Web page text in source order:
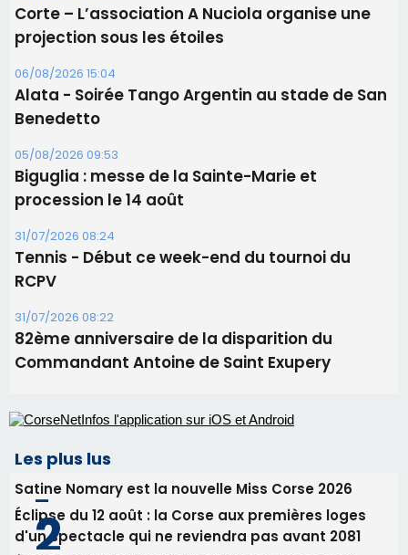
31/07/2026 08:24
Tennis - Début ce week-end du tournoi du
RCPV
31/07/2026 08:22
82ème anniversaire de la disparition du
Commandant Antoine de Saint Exupery
Les plus lus
Satine Nomary est la nouvelle Miss Corse 2026
d'un spectacle qui ne reviendra pas avant 2081
Éclipse du 12 août : Où s'installer en Corse pour
profiter pleinement du spectacle ?
consommation en recul dans les restaurants
face à une nouvelle escroquerie au faux vendeur de
vin
Newsletter